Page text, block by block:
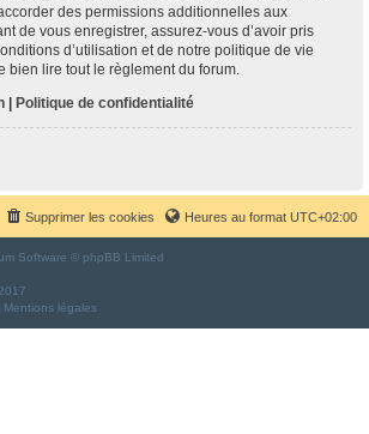
des permissions additionnelles aux
de vous enregistrer, assurez-vous d’avoir pris
d’utilisation et de notre politique de vie
bien lire tout le règlement du forum.
| Politique de confidentialité
Heures au format UTC+02:00
Supprimer les cookies
Software © phpBB Limited
2017
Mentions légales